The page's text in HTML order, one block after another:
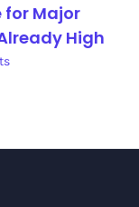
for Major
High